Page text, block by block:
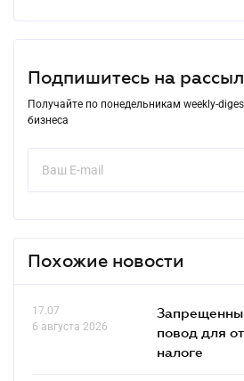
Подпишитесь на
Получайте по понедельникам weekly-
бизнеса
Похожие новости
17.07
6 августа 2026
повод для
налоге